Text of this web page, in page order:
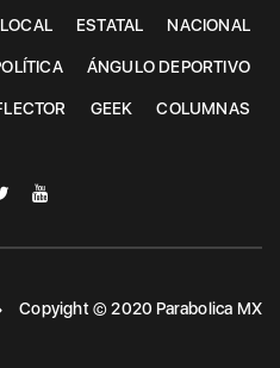
LOCAL ESTATAL NACIONAL
ÁNGULO DEPORTIVO
GEEK COLUMNAS
Copyight © 2020 Parabolica MX